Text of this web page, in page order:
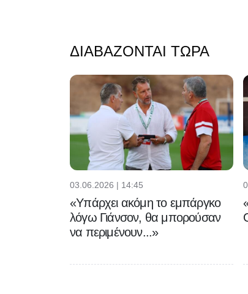
ΔΙΑΒΆΖΟΝΤΑΙ ΤΏΡΑ
03.06.2026 | 14:45
«Υπάρχει ακόμη το εμπάργκο
λόγω Γιάνσον, θα μπορούσαν
να περιμένουν...»